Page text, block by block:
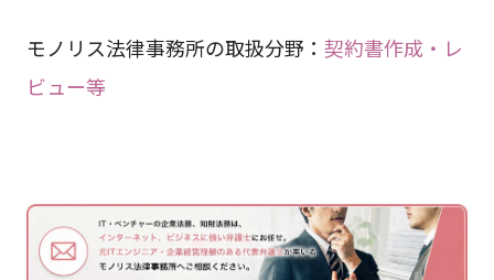
モノリス法律事務所の取扱分野： 契約書作成・レ
ビュー等